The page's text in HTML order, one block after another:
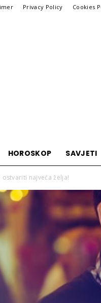
Privacy Policy Cookies
HOROSKOP SAVJETI
ostvariti najveća želja!